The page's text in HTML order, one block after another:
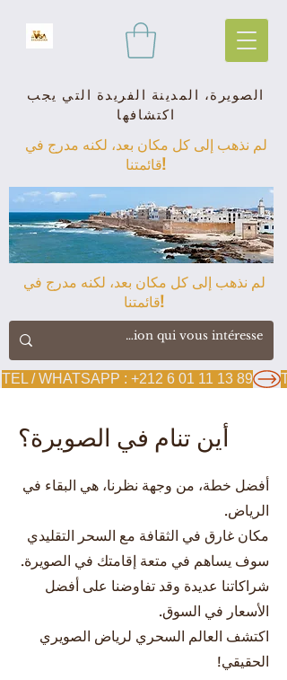
الصويرة، المدينة الفريدة التي يجب
اكتشافها
لم نذهب إلى كل مكان بعد، لكنه مدرج في
قائمتنا!
TEL / WHATSAPP : +212 6 01 11 13 89
لم نذهب إلى كل مكان بعد، لكنه مدرج في
قائمتنا!
أين تنام في الصويرة؟
أفضل خطة، من وجهة نظرنا، هي البقاء في
الرياض.
مكان غارق في الثقافة مع السحر التقليدي
سوف يساهم في متعة إقامتك في الصويرة.
شراكاتنا عديدة وقد تفاوضنا على أفضل
الأسعار في السوق.
اكتشف العالم السحري لرياض الصويري
الحقيقي!